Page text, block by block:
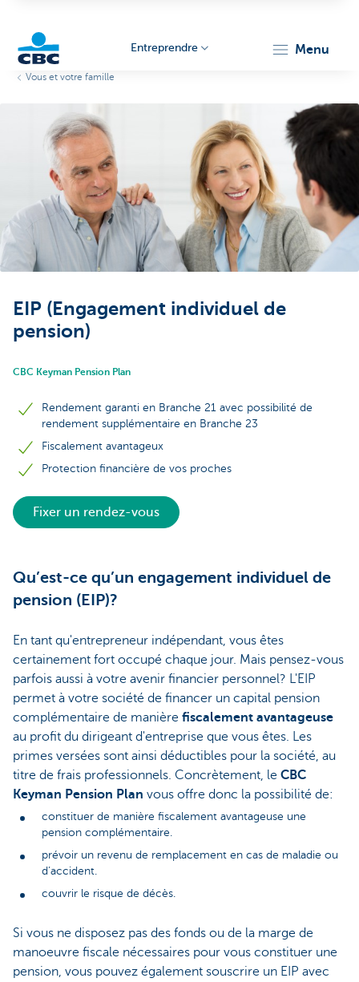
Entrepreneurs
Entreprendre menu
Vous et votre famille
EIP (Engagement individuel de
pension)
CBC Keyman Pension Plan
Rendement garanti en Branche 21 avec possibilité de
rendement supplémentaire en Branche 23
Fiscalement avantageux
Protection financière de vos proches
Fixer un rendez-vous
Qu’est-ce qu’un engagement individuel de
pension (EIP)?
En tant qu'entrepreneur indépendant, vous êtes
certainement fort occupé chaque jour. Mais pensez-vous
parfois aussi à votre avenir financier personnel? L'EIP
permet à votre société de financer un capital pension
complémentaire de manière fiscalement avantageuse
au profit du dirigeant d'entreprise que vous êtes. Les
primes versées sont ainsi déductibles pour la société, au
titre de frais professionnels. Concrètement, le CBC
Keyman Pension Plan vous offre donc la possibilité de:
constituer de manière fiscalement avantageuse une
pension complémentaire.
prévoir un revenu de remplacement en cas de maladie ou
d’accident.
couvrir le risque de décès.
Si vous ne disposez pas des fonds ou de la marge de
manoeuvre fiscale nécessaires pour vous constituer une
pension, vous pouvez également souscrire un EIP avec